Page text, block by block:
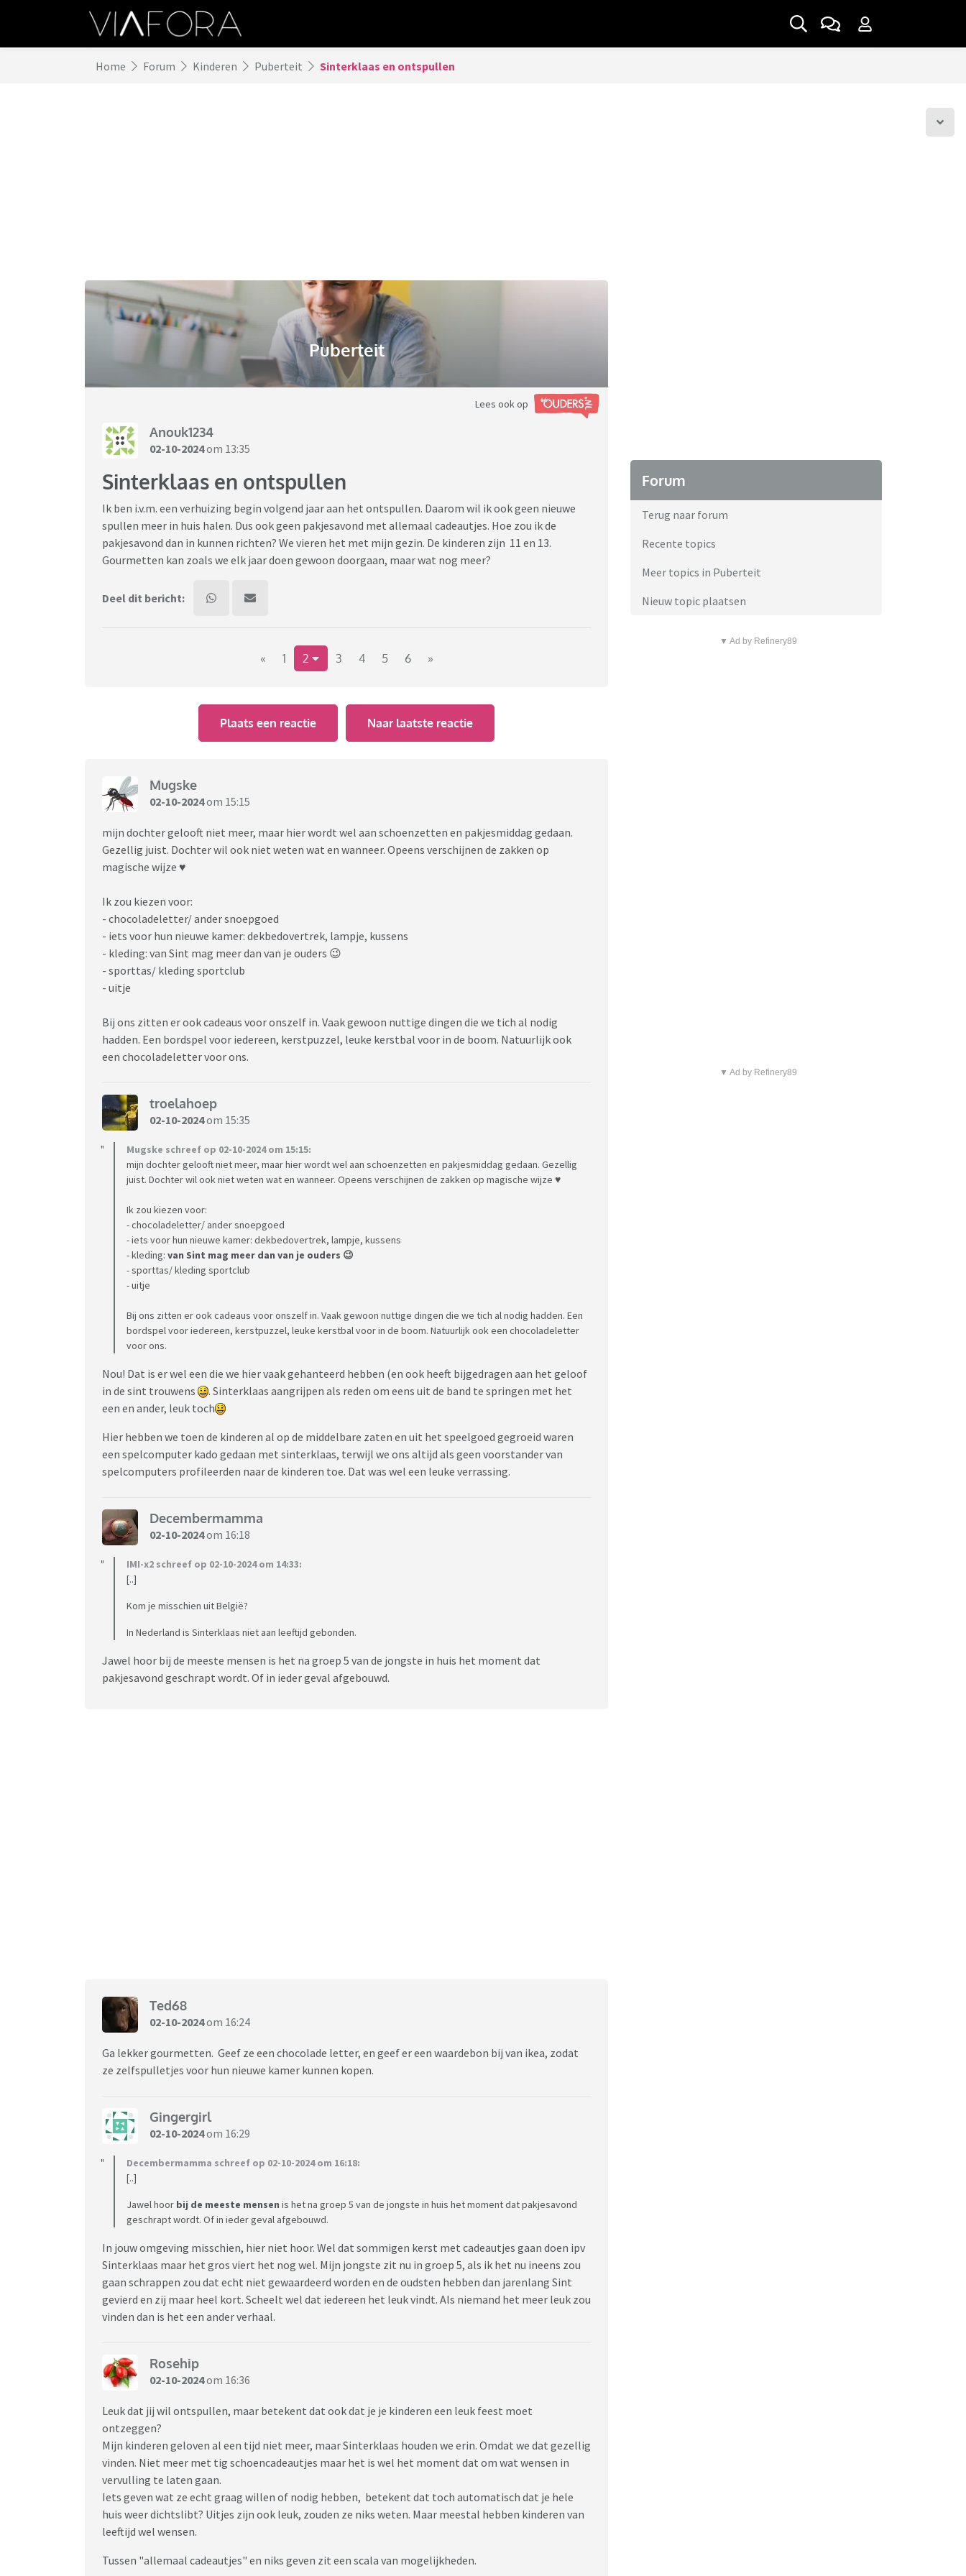
Home Forum Kinderen Puberteit Sinterklaas en ontspullen
Puberteit
Lees ook op
Anouk1234
02-10-2024om 13:35
Sinterklaas en ontspullen
Ik ben i.v.m. een verhuizing begin volgend jaar aan het ontspullen. Daarom wil ik ook geen nieuwe
spullen meer in huis halen. Dus ook geen pakjesavond met allemaal cadeautjes. Hoe zou ik de
pakjesavond dan in kunnen richten? We vieren het met mijn gezin. De kinderen zijn 11 en 13.
Gourmetten kan zoals we elk jaar doen gewoon doorgaan, maar wat nog meer?
Deel dit bericht:
« 1 2 3 4 5 6 »
Plaats een reactie Naar laatste reactie
Mugske
02-10-2024om 15:15
mijn dochter gelooft niet meer, maar hier wordt wel aan schoenzetten en pakjesmiddag gedaan.
Gezellig juist. Dochter wil ook niet weten wat en wanneer. Opeens verschijnen de zakken op
magische wijze ♥️
Ik zou kiezen voor:
- chocoladeletter/ ander snoepgoed
- iets voor hun nieuwe kamer: dekbedovertrek, lampje, kussens
- kleding: van Sint mag meer dan van je ouders 😉
- sporttas/ kleding sportclub
- uitje
Bij ons zitten er ook cadeaus voor onszelf in. Vaak gewoon nuttige dingen die we tich al nodig
hadden. Een bordspel voor iedereen, kerstpuzzel, leuke kerstbal voor in de boom. Natuurlijk ook
een chocoladeletter voor ons.
troelahoep
02-10-2024om 15:35
Mugske schreef op 02-10-2024 om 15:15:
mijn dochter gelooft niet meer, maar hier wordt wel aan schoenzetten en pakjesmiddag gedaan. Gezellig
juist. Dochter wil ook niet weten wat en wanneer. Opeens verschijnen de zakken op magische wijze ♥️
Ik zou kiezen voor:
- chocoladeletter/ ander snoepgoed
- iets voor hun nieuwe kamer: dekbedovertrek, lampje, kussens
- kleding: van Sint mag meer dan van je ouders 😉
- sporttas/ kleding sportclub
- uitje
Bij ons zitten er ook cadeaus voor onszelf in. Vaak gewoon nuttige dingen die we tich al nodig hadden. Een
bordspel voor iedereen, kerstpuzzel, leuke kerstbal voor in de boom. Natuurlijk ook een chocoladeletter
voor ons.
Nou! Dat is er wel een die we hier vaak gehanteerd hebben (en ook heeft bijgedragen aan het geloof
in de sint trouwens
. Sinterklaas aangrijpen als reden om eens uit de band te springen met het
een en ander, leuk toch
Hier hebben we toen de kinderen al op de middelbare zaten en uit het speelgoed gegroeid waren
een spelcomputer kado gedaan met sinterklaas, terwijl we ons altijd als geen voorstander van
spelcomputers profileerden naar de kinderen toe. Dat was wel een leuke verrassing.
Decembermamma
02-10-2024om 16:18
IMI-x2 schreef op 02-10-2024 om 14:33:
[..]
Kom je misschien uit België?
In Nederland is Sinterklaas niet aan leeftijd gebonden.
Jawel hoor bij de meeste mensen is het na groep 5 van de jongste in huis het moment dat
pakjesavond geschrapt wordt. Of in ieder geval afgebouwd.
Ted68
02-10-2024om 16:24
Ga lekker gourmetten. Geef ze een chocolade letter, en geef er een waardebon bij van ikea, zodat
ze zelfspulletjes voor hun nieuwe kamer kunnen kopen.
Gingergirl
02-10-2024om 16:29
Decembermamma schreef op 02-10-2024 om 16:18:
[..]
Jawel hoor bij de meeste mensen is het na groep 5 van de jongste in huis het moment dat pakjesavond
geschrapt wordt. Of in ieder geval afgebouwd.
In jouw omgeving misschien, hier niet hoor. Wel dat sommigen kerst met cadeautjes gaan doen ipv
Sinterklaas maar het gros viert het nog wel. Mijn jongste zit nu in groep 5, als ik het nu ineens zou
gaan schrappen zou dat echt niet gewaardeerd worden en de oudsten hebben dan jarenlang Sint
gevierd en zij maar heel kort. Scheelt wel dat iedereen het leuk vindt. Als niemand het meer leuk zou
vinden dan is het een ander verhaal.
Rosehip
02-10-2024om 16:36
Leuk dat jij wil ontspullen, maar betekent dat ook dat je je kinderen een leuk feest moet
ontzeggen?
Mijn kinderen geloven al een tijd niet meer, maar Sinterklaas houden we erin. Omdat we dat gezellig
vinden. Niet meer met tig schoencadeautjes maar het is wel het moment dat om wat wensen in
vervulling te laten gaan.
Iets geven wat ze echt graag willen of nodig hebben, betekent dat toch automatisch dat je hele
huis weer dichtslibt? Uitjes zijn ook leuk, zouden ze niks weten. Maar meestal hebben kinderen van
leeftijd wel wensen.
Tussen "allemaal cadeautjes" en niks geven zit een scala van mogelijkheden.
Forum
Terug naar forum
Recente topics
Meer topics in Puberteit
Nieuw topic plaatsen
▼ Ad by Refinery89
▼ Ad by Refinery89